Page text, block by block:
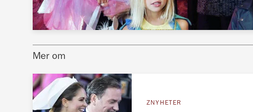
Mer om
ZNYHETER